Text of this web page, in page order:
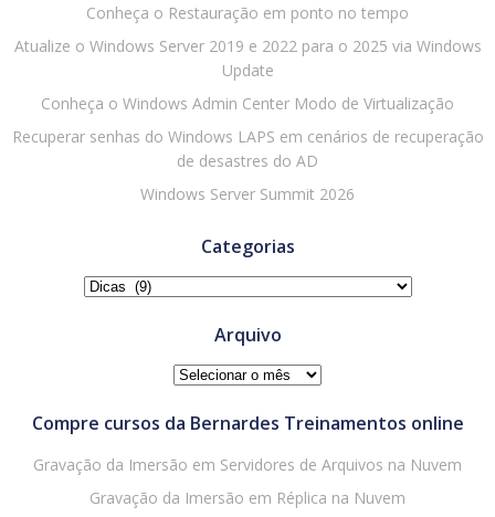
Conheça o Restauração em ponto no tempo
Atualize o Windows Server 2019 e 2022 para o 2025 via Windows
Update
Conheça o Windows Admin Center Modo de Virtualização
Recuperar senhas do Windows LAPS em cenários de recuperação
de desastres do AD
Windows Server Summit 2026
Categorias
Categorias
Arquivo
Arquivo
Compre cursos da Bernardes Treinamentos online
Gravação da Imersão em Servidores de Arquivos na Nuvem
Gravação da Imersão em Réplica na Nuvem